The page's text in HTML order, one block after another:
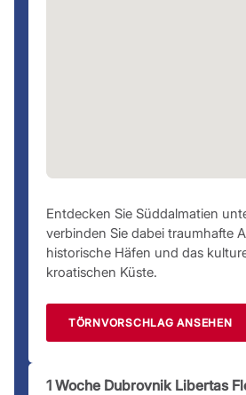
Entdecken Sie Süddalmatien
verbinden Sie dabei traumhafte
historische Häfen und das
kroatischen Küste.
TÖRNVORSCHLAG ANSEHEN
1 Woche Dubrovnik Libertas